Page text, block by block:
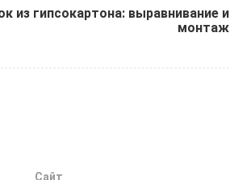
из гипсокартона: выравнивание и
монтаж
Сайт